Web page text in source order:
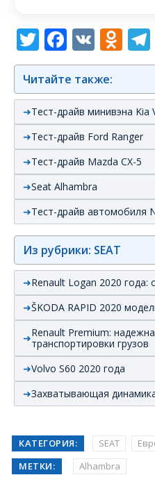
Twitter
VK
Читайте также:
Тест-драйв минивэна Kia
Тест-драйв Ford Ranger
Тест-драйв Mazda CX-5
Seat Alhambra
Тест-драйв автомобиля
Из рубрики: SEAT
Renault Logan 2020 года:
ŠKODA RAPID 2020
Renault Premium:
транспортировки грузов
Volvo S60 2020 года
Захватывающая
КАТЕГОРИЯ: SEAT
МЕТКИ:
Alhambra